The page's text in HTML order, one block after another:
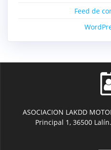
Feed de
ASOCIACION LAKDD
Principal 1, 36500